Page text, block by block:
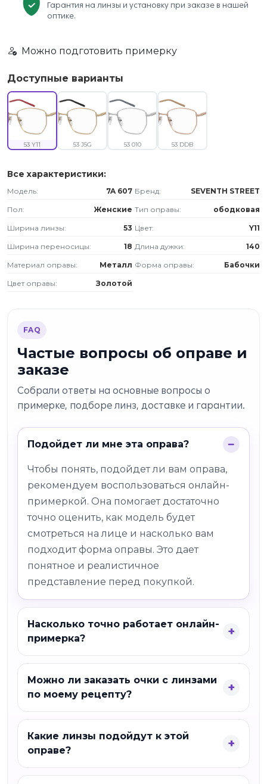
Гарантия на линзы и установку при заказе в нашей
оптике.
Можно подготовить примерку
Доступные варианты
53 Y11 53 J5G 53 010 53 DDB
Все характеристики:
Модель: 7A 607 Бренд: SEVENTH STREET
Пол: Женские Тип оправы: ободковая
Ширина линзы: 53 Цвет: Y11
Ширина переносицы: 18 Длина дужки: 140
Материал оправы: Металл Форма оправы: Бабочки
Цвет оправы: Золотой
FAQ
Частые вопросы об оправе и
заказе
Собрали ответы на основные вопросы о
примерке, подборе линз, доставке и гарантии.
Подойдет ли мне эта оправа?
Чтобы понять, подойдет ли вам оправа,
рекомендуем воспользоваться онлайн-
примеркой. Она помогает достаточно
точно оценить, как модель будет
смотреться на лице и насколько вам
подходит форма оправы. Это дает
понятное и реалистичное
представление перед покупкой.
Насколько точно работает онлайн-
примерка?
Можно ли заказать очки с линзами
по моему рецепту?
Какие линзы подойдут к этой
оправе?